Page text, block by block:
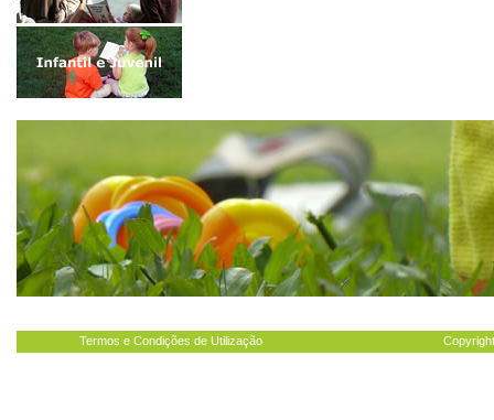
Termos e Condições de Utilização